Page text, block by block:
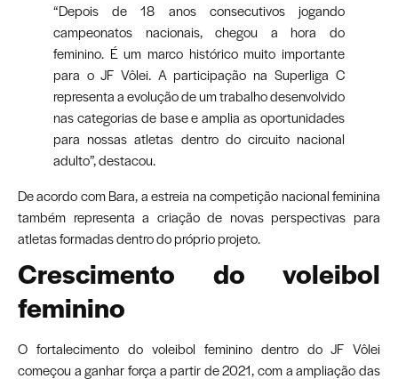
“Depois de 18 anos consecutivos jogando
campeonatos nacionais, chegou a hora do
feminino. É um marco histórico muito importante
para o JF Vôlei. A participação na Superliga C
representa a evolução de um trabalho desenvolvido
nas categorias de base e amplia as oportunidades
para nossas atletas dentro do circuito nacional
adulto”, destacou.
De acordo com Bara, a estreia na competição nacional feminina
também representa a criação de novas perspectivas para
atletas formadas dentro do próprio projeto.
Crescimento do voleibol
feminino
O fortalecimento do voleibol feminino dentro do JF Vôlei
começou a ganhar força a partir de 2021, com a ampliação das